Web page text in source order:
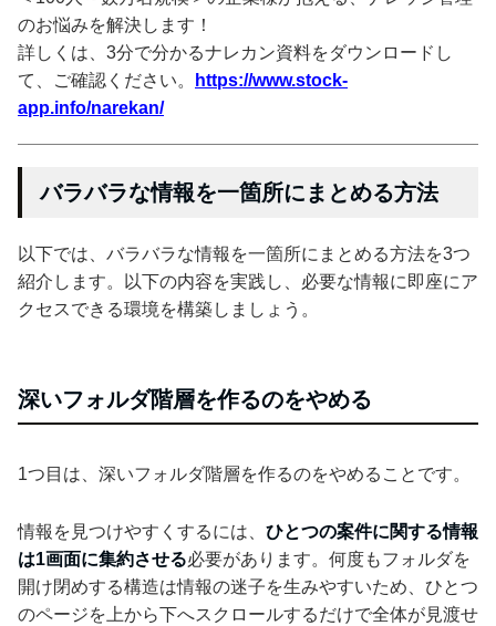
のお悩みを解決します！
詳しくは、3分で分かるナレカン資料をダウンロードし
て、ご確認ください。
https://www.stock-
app.info/narekan/
バラバラな情報を一箇所にまとめる方法
以下では、バラバラな情報を一箇所にまとめる方法を3つ
紹介します。以下の内容を実践し、必要な情報に即座にア
クセスできる環境を構築しましょう。
深いフォルダ階層を作るのをやめる
1つ目は、深いフォルダ階層を作るのをやめることです。
情報を見つけやすくするには、 ひとつの案件に関する情報
は1画面に集約させる必要があります。何度もフォルダを
開け閉めする構造は情報の迷子を生みやすいため、ひとつ
のページを上から下へスクロールするだけで全体が見渡せ